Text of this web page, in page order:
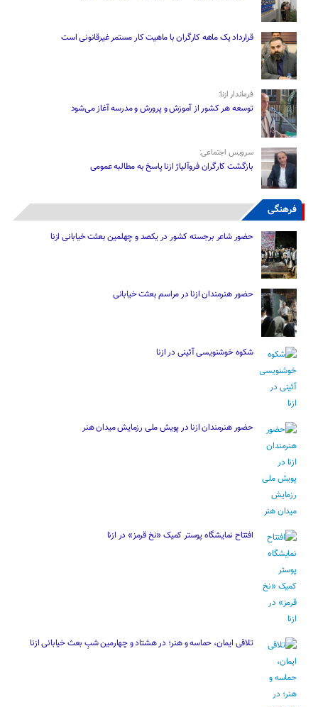
قرارداد یک ماهه کارگران با ماهیت کار مستمر غیرقانونی است
فرماندار ازنا:
توسعه هر کشور از آموزش و پرورش و مدرسه آغاز می‌شود
سرویس اجتماعی:
بازگشت کارگران فروآلیاژ ازنا پاسخ به مطالبه عمومی
فرهنگی
حضور شاعر برجسته کشور در یکصد و چهلمین بعثت خیابانی ازنا
حضور هنرمندان ازنا در مراسم بعثت خیابانی
شکوه خوشنویسی آئینی در ازنا
حضور هنرمندان ازنا در پویش ملی رزمایش میدان هنر
افتتاح نمایشگاه پوستر کمیک «نخ قرمز» در ازنا
تلاقی ایمان، حماسه و هنر؛ در هشتاد و چهارمین شبِ بعث خیابانی ازنا